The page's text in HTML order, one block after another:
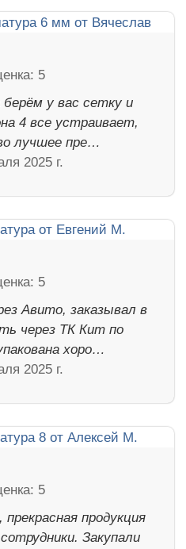
у вас сетку и
4 все устраивает,
лучшее пре…
2025 г.
Авито, заказывал в
через ТК Кит по
хоро…
2025 г.
продукция
Закупали